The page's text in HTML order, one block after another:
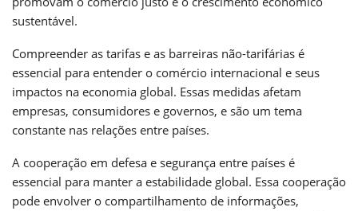
sustentável.
Compreender as tarifas e as barreiras não-tarifárias é
essencial para entender o comércio internacional e seus
impactos na economia global. Essas medidas afetam
empresas, consumidores e governos, e são um tema
constante nas relações entre países.
A cooperação em defesa e segurança entre países é
essencial para manter a estabilidade global. Essa cooperação
pode envolver o compartilhamento de informações,